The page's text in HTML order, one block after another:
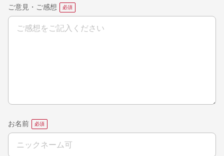
ご意見・ご感想
お名前